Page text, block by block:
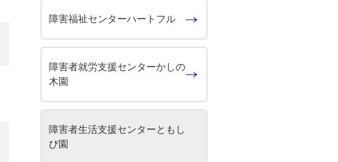
障害福祉センターハートフル
障害者就労支援センターかしの
木園
障害者生活支援センターともし
び園